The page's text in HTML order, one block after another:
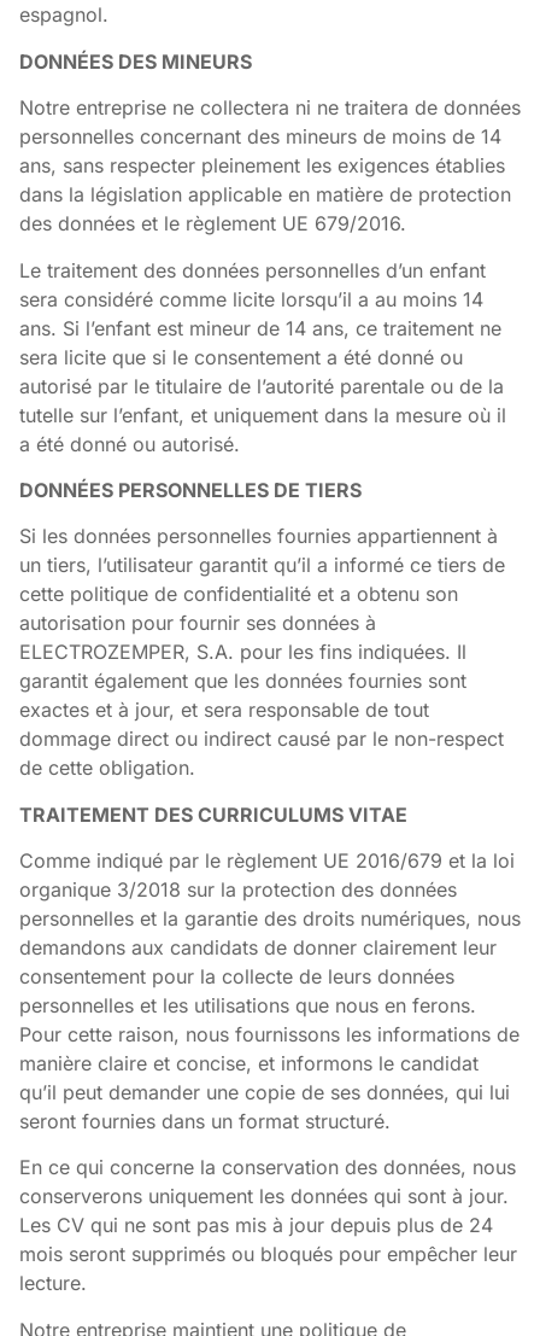
espagnol.
DONNÉES DES MINEURS
Notre entreprise ne collectera ni ne traitera de données
personnelles concernant des mineurs de moins de 14
ans, sans respecter pleinement les exigences établies
dans la législation applicable en matière de protection
des données et le règlement UE 679/2016.
Le traitement des données personnelles d’un enfant
sera considéré comme licite lorsqu’il a au moins 14
ans. Si l’enfant est mineur de 14 ans, ce traitement ne
sera licite que si le consentement a été donné ou
autorisé par le titulaire de l’autorité parentale ou de la
tutelle sur l’enfant, et uniquement dans la mesure où il
a été donné ou autorisé.
DONNÉES PERSONNELLES DE TIERS
Si les données personnelles fournies appartiennent à
un tiers, l’utilisateur garantit qu’il a informé ce tiers de
cette politique de confidentialité et a obtenu son
autorisation pour fournir ses données à
ELECTROZEMPER, S.A. pour les fins indiquées. Il
garantit également que les données fournies sont
exactes et à jour, et sera responsable de tout
dommage direct ou indirect causé par le non-respect
de cette obligation.
TRAITEMENT DES CURRICULUMS VITAE
Comme indiqué par le règlement UE 2016/679 et la loi
organique 3/2018 sur la protection des données
personnelles et la garantie des droits numériques, nous
demandons aux candidats de donner clairement leur
consentement pour la collecte de leurs données
personnelles et les utilisations que nous en ferons.
Pour cette raison, nous fournissons les informations de
manière claire et concise, et informons le candidat
qu’il peut demander une copie de ses données, qui lui
seront fournies dans un format structuré.
En ce qui concerne la conservation des données, nous
conserverons uniquement les données qui sont à jour.
Les CV qui ne sont pas mis à jour depuis plus de 24
mois seront supprimés ou bloqués pour empêcher leur
lecture.
Notre entreprise maintient une politique de